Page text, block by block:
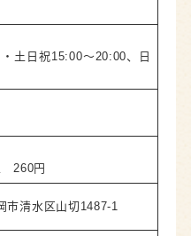
土日祝15:00〜20:00、日
260円
市清水区山切1487-1